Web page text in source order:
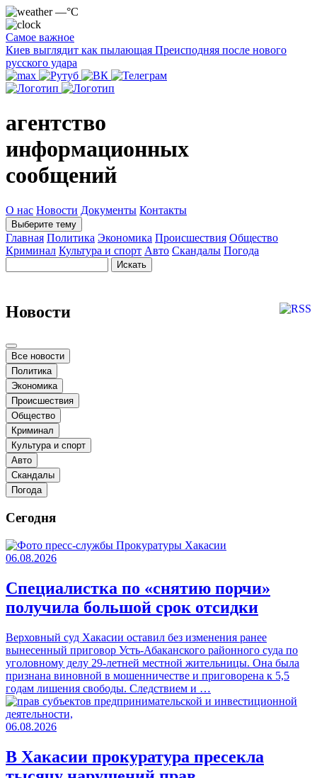
—°C
Самое важное
Киев выглядит как пылающая Преисподняя после нового
русского удара
агентство
информационных
сообщений
О нас Новости Документы Контакты
Выберите тему
Главная Политика Экономика Происшествия Общество
Криминал Культура и спорт Авто Скандалы Погода
Новости
Все новости
Политика
Экономика
Происшествия
Общество
Криминал
Культура и спорт
Авто
Скандалы
Погода
Сегодня
06.08.2026
Специалистка по «снятию порчи»
получила большой срок отсидки
Верховный суд Хакасии оставил без изменения ранее
вынесенный приговор Усть-Абаканского районного суда по
уголовному делу 29-летней местной жительницы. Она была
признана виновной в мошенничестве и приговорена к 5,5
годам лишения свободы. Следствием и …
06.08.2026
В Хакасии прокуратура пресекла